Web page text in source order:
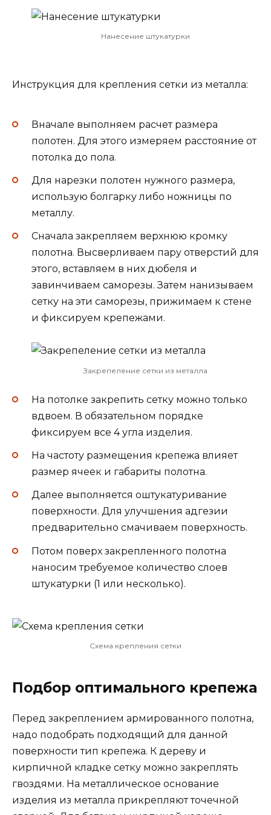
Нанесение штукатурки
Инструкция для крепления сетки из металла:
Вначале выполняем расчет размера
полотен. Для этого измеряем расстояние от
потолка до пола.
Для нарезки полотен нужного размера,
использую болгарку либо ножницы по
металлу.
Сначала закрепляем верхнюю кромку
полотна. Высверливаем пару отверстий для
этого, вставляем в них дюбеля и
завинчиваем саморезы. Затем нанизываем
сетку на эти саморезы, прижимаем к стене
и фиксируем крепежами.
Закрепеление сетки из металла
На потолке закрепить сетку можно только
вдвоем. В обязательном порядке
фиксируем все 4 угла изделия.
На частоту размещения крепежа влияет
размер ячеек и габариты полотна.
Далее выполняется оштукатуривание
поверхности. Для улучшения адгезии
предварительно смачиваем поверхность.
Потом поверх закрепленного полотна
наносим требуемое количество слоев
штукатурки (1 или несколько).
Схема крепления сетки
Подбор оптимального крепежа
Перед закреплением армированного полотна,
надо подобрать подходящий для данной
поверхности тип крепежа. К дереву и
кирпичной кладке сетку можно закреплять
гвоздями. На металлическое основание
изделия из металла прикрепляют точечной